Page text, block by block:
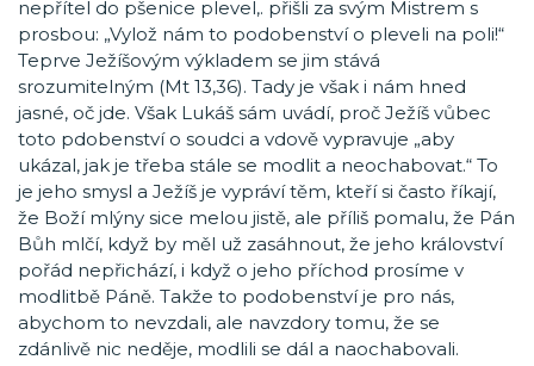
nepřítel do pšenice plevel,. přišli za svým Mistrem s
prosbou: „Vylož nám to podobenství o pleveli na poli!“
Teprve Ježíšovým výkladem se jim stává
srozumitelným (Mt 13,36). Tady je však i nám hned
jasné, oč jde. Však Lukáš sám uvádí, proč Ježíš vůbec
toto pdobenství o soudci a vdově vypravuje „aby
ukázal, jak je třeba stále se modlit a neochabovat.“ To
je jeho smysl a Ježíš je vypráví těm, kteří si často říkají,
že Boží mlýny sice melou jistě, ale příliš pomalu, že Pán
Bůh mlčí, když by měl už zasáhnout, že jeho království
pořád nepřichází, i když o jeho příchod prosíme v
modlitbě Páně. Takže to podobenství je pro nás,
abychom to nevzdali, ale navzdory tomu, že se
zdánlivě nic neděje, modlili se dál a naochabovali.